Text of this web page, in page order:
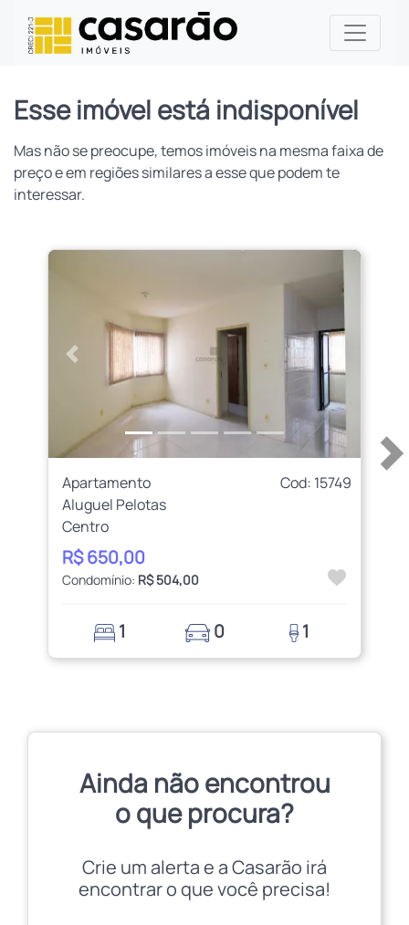
Esse imóvel está indisponível
Mas não se preocupe, temos imóveis na mesma faixa de
preço e em regiões similares a esse que podem te
interessar.
Anterior
Apartamento
Cod: 15749
Aluguel Pelotas
Centro
R$ 650,00
Condomínio: R$ 504,00
1 0 1
Ainda não encontrou
o que procura?
Crie um alerta e a Casarão irá
encontrar o que você precisa!